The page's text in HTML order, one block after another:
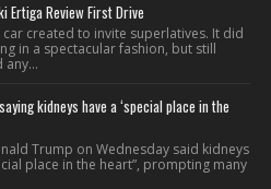
Ertiga Review First Drive
car created to invite superlatives. It did
in a spectacular fashion, but still
any...
kidneys have a ‘special place in the
Trump on Wednesday said kidneys
place in the heart”, prompting many